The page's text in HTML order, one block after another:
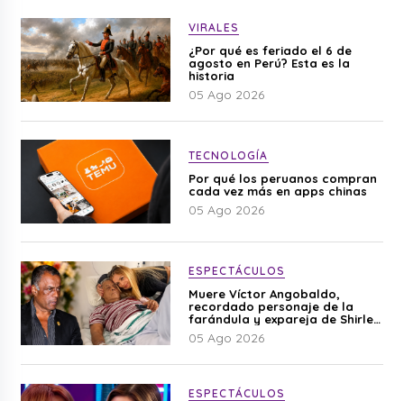
VIRALES
¿Por qué es feriado el 6 de
agosto en Perú? Esta es la
historia
05 Ago 2026
TECNOLOGÍA
Por qué los peruanos compran
cada vez más en apps chinas
05 Ago 2026
ESPECTÁCULOS
Muere Víctor Angobaldo,
recordado personaje de la
farándula y expareja de Shirley
Cherres
05 Ago 2026
ESPECTÁCULOS